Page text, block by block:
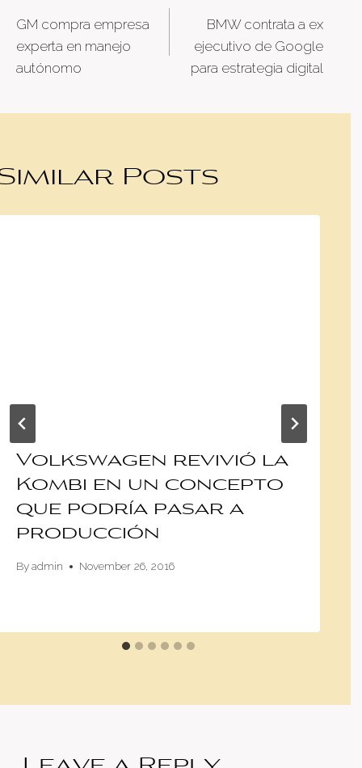
navigation
GM compra empresa
experta en manejo
autónomo
BMW contrata a ex
ejecutivo de Google
para estrategia digital
Posts
Volkswagen revivió la
Kombi en un concepto
que podría pasar a
producción
Byadmin November 26, 2016